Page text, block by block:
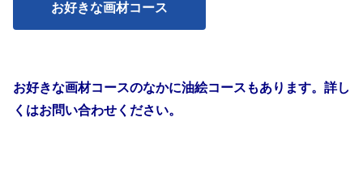
お好きな画材コース
お好きな画材コースのなかに油絵コースもあります。詳し
くはお問い合わせください。